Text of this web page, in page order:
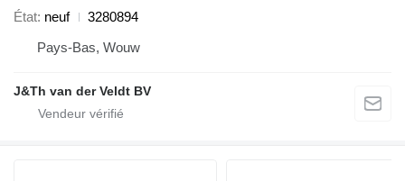
État neuf
3280894
Pays-Bas, Wouw
J&Th van der Veldt BV